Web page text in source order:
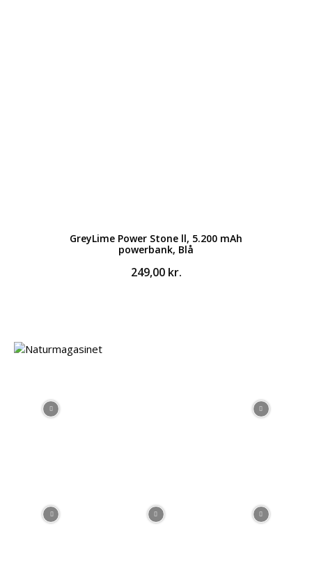
GreyLime Power Stone ll, 5.200 mAh
powerbank, Blå
249,00 kr.